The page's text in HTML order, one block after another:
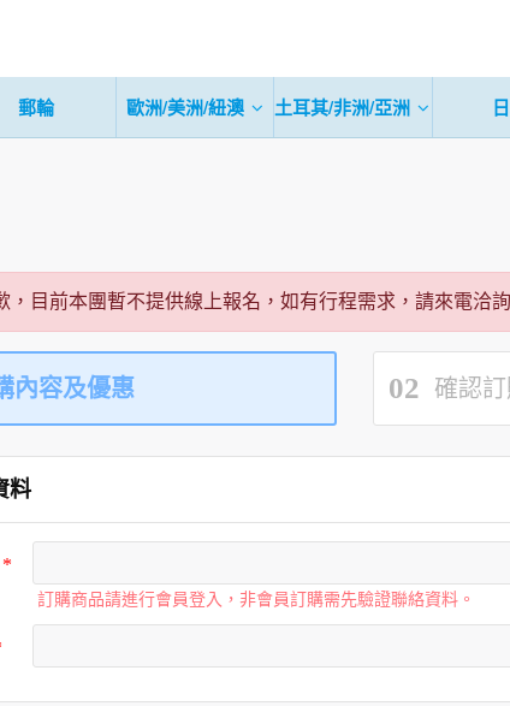
郵輪 歐洲/美洲/紐澳 土耳其/非洲/亞洲
，目前本團暫不提供線上報名，如有行程需求，請來電洽詢
內容及優惠 02 確認
料
訂購商品請進行會員登入，非會員訂購需先驗證聯絡資料。